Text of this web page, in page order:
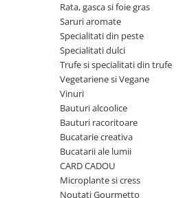
Specialitati din ulei
Terine si placinte
Uleiuri Premium
Uleiuri speciale/presate la rece
Ulei de masline extravirgin
Ulei Gegenbauer
Ulei Gewurzgarten
Ulei Huilerie Beaujolaise
Ulei Huileries du Berry
Uleiuri aromatizate
Rata, gasca si foie gras
Saruri aromate
Specialitati din peste
Specialitati dulci
Trufe si specialitati din trufe
Vegetariene si Vegane
Vinuri
Bauturi alcoolice
Bauturi racoritoare
Bucatarie creativa
Bucatarii ale lumii
CARD CADOU
Microplante si cress
Noutati Gourmetto